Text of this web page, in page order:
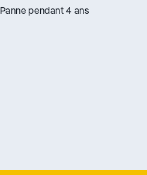
Panne pendant 4 ans